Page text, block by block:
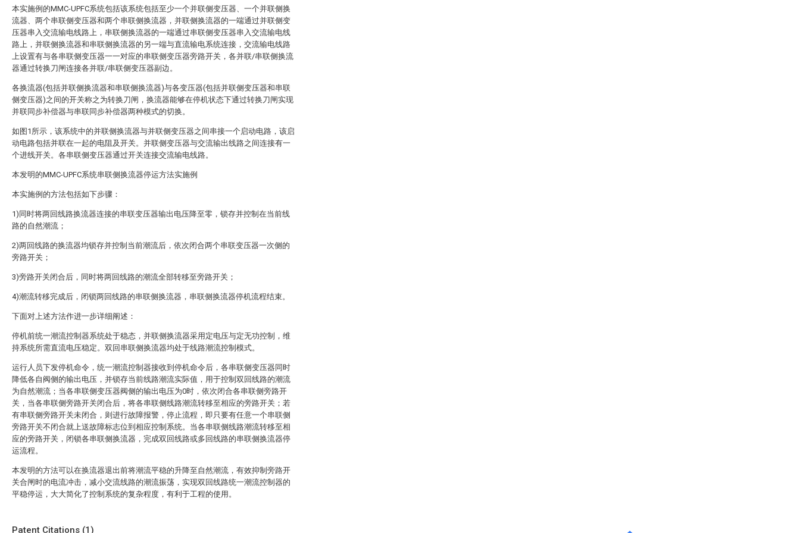
本实施例的MMC-UPFC系统包括该系统包括至少一个并联侧变压器、一个并联侧换
流器、两个串联侧变压器和两个串联侧换流器，并联侧换流器的一端通过并联侧变
压器串入交流输电线路上，串联侧换流器的一端通过串联侧变压器串入交流输电线
路上，并联侧换流器和串联侧换流器的另一端与直流输电系统连接，交流输电线路
上设置有与各串联侧变压器一一对应的串联侧变压器旁路开关，各并联/串联侧换流
器通过转换刀闸连接各并联/串联侧变压器副边。
各换流器(包括并联侧换流器和串联侧换流器)与各变压器(包括并联侧变压器和串联
侧变压器)之间的开关称之为转换刀闸，换流器能够在停机状态下通过转换刀闸实现
并联同步补偿器与串联同步补偿器两种模式的切换。
如图1所示，该系统中的并联侧换流器与并联侧变压器之间串接一个启动电路，该启
动电路包括并联在一起的电阻及开关。并联侧变压器与交流输出线路之间连接有一
个进线开关。各串联侧变压器通过开关连接交流输电线路。
本发明的MMC-UPFC系统串联侧换流器停运方法实施例
本实施例的方法包括如下步骤：
1)同时将两回线路换流器连接的串联变压器输出电压降至零，锁存并控制在当前线
路的自然潮流；
2)两回线路的换流器均锁存并控制当前潮流后，依次闭合两个串联变压器一次侧的
旁路开关；
3)旁路开关闭合后，同时将两回线路的潮流全部转移至旁路开关；
4)潮流转移完成后，闭锁两回线路的串联侧换流器，串联侧换流器停机流程结束。
下面对上述方法作进一步详细阐述：
停机前统一潮流控制器系统处于稳态，并联侧换流器采用定电压与定无功控制，维
持系统所需直流电压稳定。双回串联侧换流器均处于线路潮流控制模式。
运行人员下发停机命令，统一潮流控制器接收到停机命令后，各串联侧变压器同时
降低各自阀侧的输出电压，并锁存当前线路潮流实际值，用于控制双回线路的潮流
为自然潮流；当各串联侧变压器阀侧的输出电压为0时，依次闭合各串联侧旁路开
关，当各串联侧旁路开关闭合后，将各串联侧线路潮流转移至相应的旁路开关；若
有串联侧旁路开关未闭合，则进行故障报警，停止流程，即只要有任意一个串联侧
旁路开关不闭合就上送故障标志位到相应控制系统。当各串联侧线路潮流转移至相
应的旁路开关，闭锁各串联侧换流器，完成双回线路或多回线路的串联侧换流器停
运流程。
本发明的方法可以在换流器退出前将潮流平稳的升降至自然潮流，有效抑制旁路开
关合闸时的电流冲击，减小交流线路的潮流振荡，实现双回线路统一潮流控制器的
平稳停运，大大简化了控制系统的复杂程度，有利于工程的使用。
Patent Citations (1)